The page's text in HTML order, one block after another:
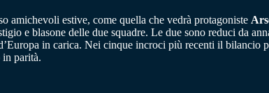
amichevoli estive, come quella che vedrà protagoniste
e blasone delle due squadre. Le due sono reduci da
in carica. Nei cinque incroci più recenti il bilancio
in parità.